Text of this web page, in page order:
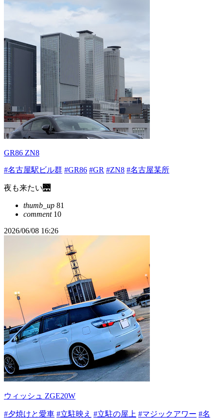
GR86 ZN8
#名古屋駅ビル群 #GR86 #GR #ZN8 #名古屋某所
夜も来たい🌉
thumb_up 81
comment10
2026/06/08 16:26
ウィッシュ ZGE20W
#夕焼けと愛車 #立駐映え #立駐の屋上 #マジックアワー #名